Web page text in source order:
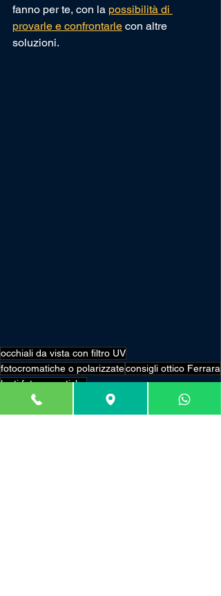
fanno per te, con la possibilità di
provarle e confrontarle con altre
soluzioni.
occhiali da vista con filtro UV
fotocromatiche o polarizzateconsigli ottico Ferrara
lenti fotocromatiche
occhiali che si scuriscono al sole